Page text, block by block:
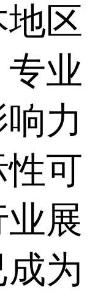
区
业
力
可
展
为